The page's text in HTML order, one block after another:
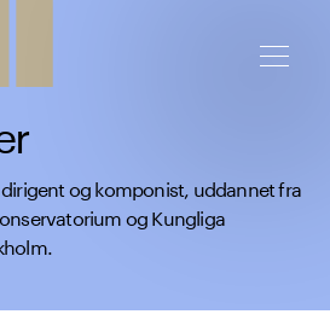
dirigent og komponist, uddannet fra
og Kungliga